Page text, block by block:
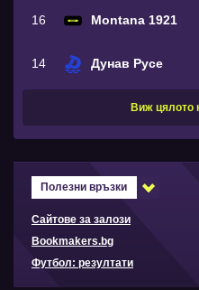
16 Montana 1921
14 Дунав Русе
Виж цялото
Полезни връзки
Сайтове за залози
Bookmakers.bg
Футбол: резултати